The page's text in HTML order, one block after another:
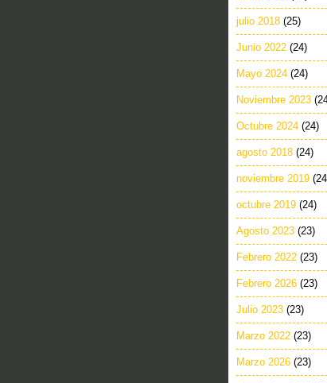
julio 2018 (25)
Junio 2022 (24)
Mayo 2024 (24)
Noviembre 2023
Octubre 2024 (24)
agosto 2018 (24)
noviembre 2019
octubre 2019 (24)
Agosto 2023 (23)
Febrero 2022 (23)
Febrero 2026 (23)
Julio 2023 (23)
Marzo 2022 (23)
Marzo 2026 (23)